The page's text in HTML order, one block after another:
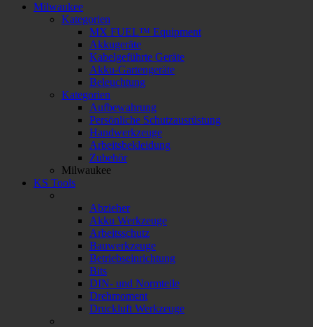
Milwaukee
Kategorien
MX FUEL™ Equipment
Akkugeräte
Kabelgeführte Geräte
Akku-Gartengeräte
Beleuchtung
Kategorien
Aufbewahrung
Persönliche Schutzausrüstung
Handwerkzeuge
Arbeitsbekleidung
Zubehör
Milwaukee
KS Tools
Abzieher
Akku Werkzeuge
Arbeitsschutz
Bauwerkzeuge
Betriebseinrichtung
Bits
DIN- und Normteile
Drehmoment
Druckluft Werkzeuge